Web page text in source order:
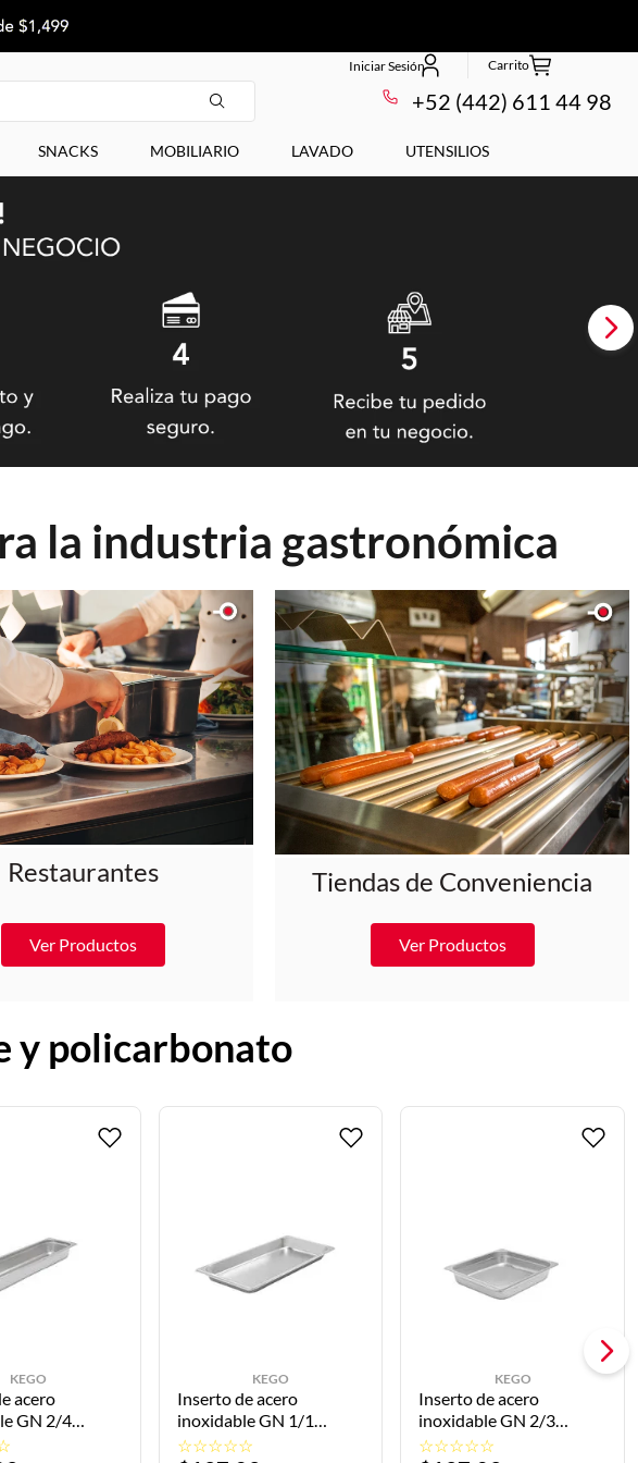
+52 (442) 611 44 98
SNACKS MOBILIARIO LAVADO UTENSILIOS
la industria gastronómica
Restaurantes
Ver Productos
Tiendas de Conveniencia
Ver Productos
y policarbonato
KEGO
acero
GN 2/4
U-II-24-
KEGO
Inserto de acero
inoxidable GN 1/1
53x32.5x4cm U-II-01-40
☆☆☆☆☆
KEGO
Inserto de acero
inoxidable GN 2/3
32.5x35.6x6.5cm U-II-
☆☆☆☆☆